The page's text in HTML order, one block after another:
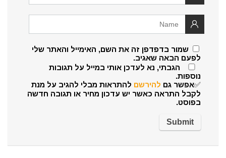
שמור בדפדפן זה את השם, האימייל והאתר שלי
לפעם הבאה שאגיב.
הגבתי, נא לעדכן אותי במייל על תגובות
נוספות.
✅אפשר גם להירשם להתראות מבלי להגיב על מנת
לקבל התראה כאשר יש עדכון מחיר או תגובה חדשה
בפוסט.